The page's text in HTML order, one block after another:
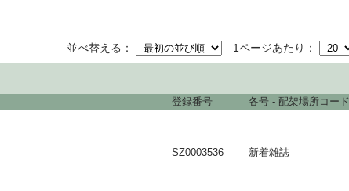
並べ替える 1ページあたり
登録番号 各号 - 配架場所コード
SZ0003536 新着雑誌